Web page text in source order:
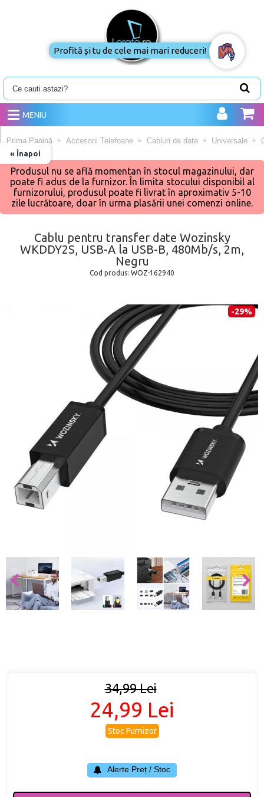
MENIU
« Înapoi
Prima Pagină Accesorii Telefoane Cabluri de date Universale
Produsul nu se află momentan în stocul magazinului, dar
poate fi adus de la furnizor. În limita stocului disponibil al
furnizorului, produsul poate fi livrat în aproximativ 5-10
zile lucrătoare, doar în urma plasării unei comenzi online.
Cablu pentru transfer date Wozinsky
WKDDY2S, USB-A la USB-B, 480Mb/s, 2m,
Negru
Cod produs: WOZ-162940
-29%
34,99 Lei
24,99 Lei
Stoc Furnizor
Alerte Preț / Stoc
Profită și tu de cele mai mari reduceri!